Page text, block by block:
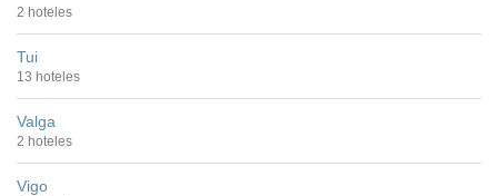
2 hoteles
Tui
13 hoteles
Valga
2 hoteles
Vigo